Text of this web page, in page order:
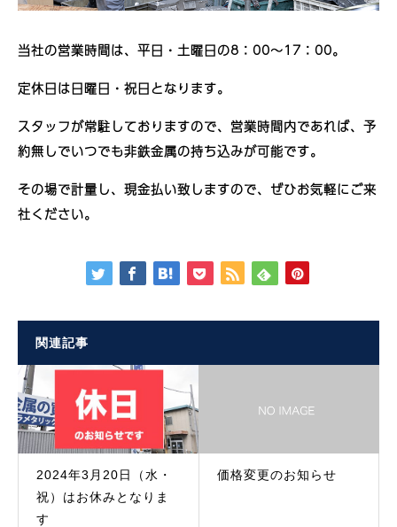
当社の営業時間は、平日・土曜日の8：00〜17：00。
定休日は日曜日・祝日となります。
スタッフが常駐しておりますので、営業時間内であれば、予
約無しでいつでも非鉄金属の持ち込みが可能です。
その場で計量し、現金払い致しますので、ぜひお気軽にご来
社ください。
関連記事
2024年3月20日（水・
祝）はお休みとなりま
す
価格変更のお知らせ